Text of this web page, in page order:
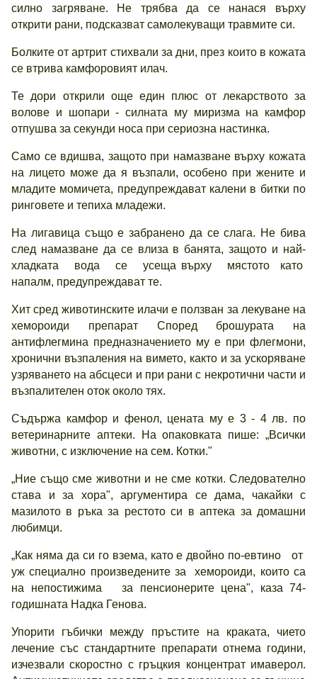
силно загряване. Не трябва да се нанася върху
открити рани, подсказват самолекуващи травмите си.
Болките от артрит стихвали за дни, през които в кожата
се втрива камфоровият илач.
Те дори открили още един плюс от лекарството за
волове и шопари - силната му миризма на камфор
отпушва за секунди носа при сериозна настинка.
Само се вдишва, защото при намазване върху кожата
на лицето може да я възпали, особено при жените и
младите момичета, предупреждават калени в битки по
ринговете и тепиха младежи.
На лигавица също е забранено да се слага. Не бива
след намазване да се влиза в банята, защото и най-
хладката вода се усеща върху мястото като
напалм, предупреждават те.
Хит сред животинските илачи е ползван за лекуване на
хемороиди препарат Според брошурата на
антифлегмина предназначението му е при флегмони,
хронични възпаления на вимето, както и за ускоряване
узряването на абсцеси и при рани с некротични части и
възпалителен оток около тях.
Съдържа камфор и фенол, цената му е 3 - 4 лв. по
ветеринарните аптеки. На опаковката пише: „Всички
животни, с изключение на сем. Котки."
„Ние също сме животни и не сме котки. Следователно
става и за хора", аргументира се дама, чакайки с
мазилото в ръка за рестото си в аптека за домашни
любимци.
„Как няма да си го взема, като е двойно по-евтино от
уж специално произведените за хемороиди, които са
на непостижима за пенсионерите цена", каза 74-
годишната Надка Генова.
Упорити гъбички между пръстите на краката, чието
лечение със стандартните препарати отнема години,
изчезвали скоростно с гръцкия концентрат имаверол.